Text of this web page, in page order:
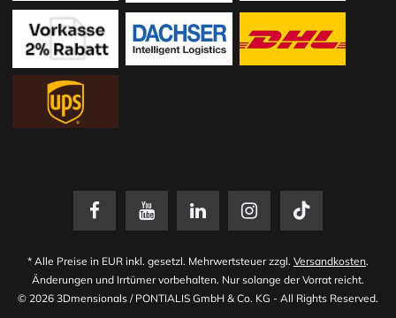
* Alle Preise in EUR inkl. gesetzl. Mehrwertsteuer zzgl. Versandkosten.
Änderungen und Irrtümer vorbehalten. Nur solange der Vorrat reicht.
© 2026 3Dmensionals / PONTIALIS GmbH & Co. KG - All Rights Reserved.​